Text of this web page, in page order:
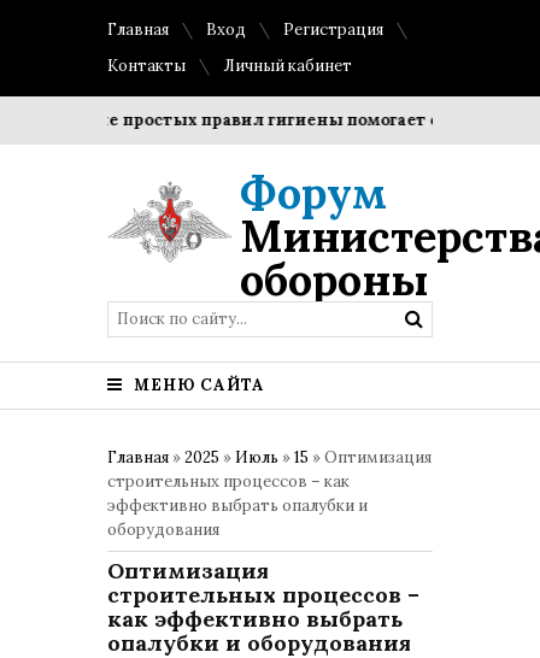
Главная Вход
Регистрация
Контакты
Личный кабинет
простых правил гигиены помогает сохранить
Форум
обороны
МЕНЮ САЙТА
Главная »2025 » Июль »15 » Оптимизация
строительных процессов – как
эффективно выбрать опалубки и
оборудования
Оптимизация
строительных процессов –
как эффективно выбрать
опалубки и оборудования